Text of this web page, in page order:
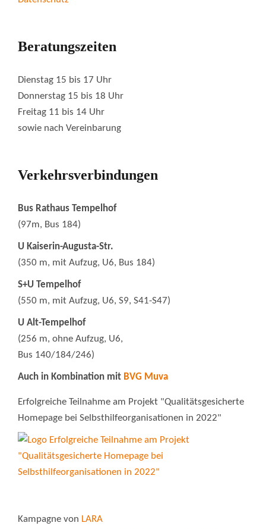
Beratungszeiten
Dienstag 15 bis 17 Uhr
Donnerstag 15 bis 18 Uhr
Freitag 11 bis 14 Uhr
sowie nach Vereinbarung
Verkehrsverbindungen
Bus Rathaus Tempelhof
(97m, Bus 184)
U Kaiserin-Augusta-Str.
(350 m, mit Aufzug, U6, Bus 184)
S+U Tempelhof
(550 m, mit Aufzug, U6, S9, S41-S47)
U Alt-Tempelhof
(256 m, ohne Aufzug, U6,
Bus 140/184/246)
Auch in Kombination mit BVG Muva
Erfolgreiche Teilnahme am Projekt "Qualitätsgesicherte
Homepage bei Selbsthilfeorganisationen in 2022"
Kampagne von LARA